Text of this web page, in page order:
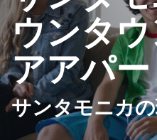
プウンタ
アアパ
サンタモニカ